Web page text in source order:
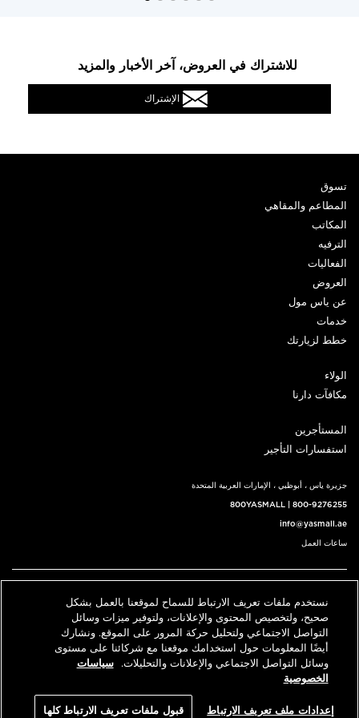
للاشتراك في العروض، آخر الأخبار والمزيد
الإشتراك
تسوق
المطاعم والمقاهي
المكاتب
الترفيه
الفعاليات
العروض
عن ياس مول
خدمات
خطط لزيارتك
الولاء
مكافآت دارنا
المستأجرين
استفسارات التأجير
جزيرة ياس ، أبوظبي ، الإمارات العربية المتحدة
800YASMALL 800-9276255
info@yasmall.ae
ساعات العمل
English حدد موقعنا اتصل بنا
© 2026 كل الحقوق محفوظة، ياس مول v3.1
An ALDAR Property
نستخدم ملفات تعريف الارتباط للسماح لموقعنا بالعمل بشكل
صحيح، ولتخصيص المحتوى والإعلانات، ولتوفير ميزات وسائل
التواصل الاجتماعي ولتحليل حركة المرور على الموقع. ونشارك
أيضًا المعلومات حول استخدامك موقعنا مع شركائنا على مستوى
وسائل التواصل الاجتماعي والإعلانات والتحليلات.
سياسات
الخصوصية
إعدادات ملف تعريف الارتباط قبول ملفات تعريف الارتباط كلها